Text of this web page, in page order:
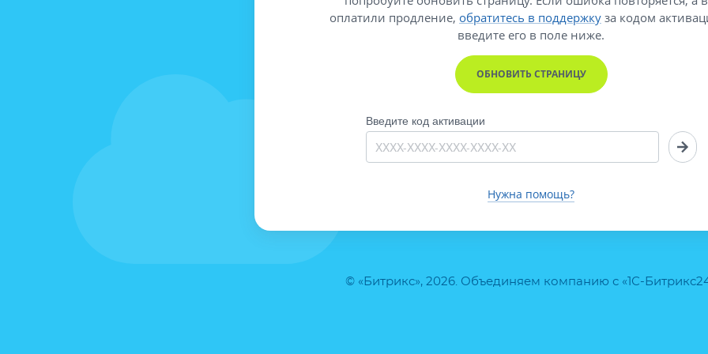
© «Битрикс», 2026. Объединяем компанию с «1С-
оплатили продление, обратитесь в поддержку за кодом
введите его в поле ниже.
ОБНОВИТЬ СТРАНИЦУ
Введите код активации
Нужна помощь?